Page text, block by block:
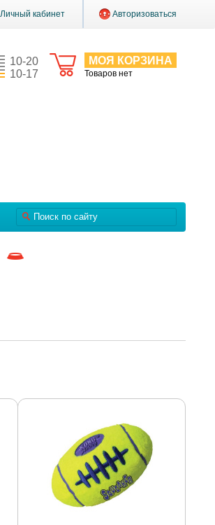
Личный кабинет Авторизоваться
МОЯ КОРЗИНА
Товаров нет
10-20
10-17